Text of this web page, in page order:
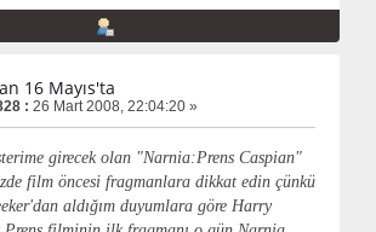
16 Mayıs'ta
: 26 Mart 2008, 22:04:20 »
girecek olan "Narnia:Prens Caspian"
film öncesi fragmanlara dikkat edin çünkü
aldığım duyumlara göre Harry